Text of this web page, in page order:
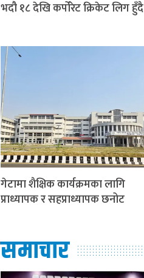
भदौ १८ देखि कर्पोरेट क्रिकेट लिग हुँदै
गेटामा शैक्षिक कार्यक्रमका लागि
प्राध्यापक र सहप्राध्यापक छनोट
समाचार